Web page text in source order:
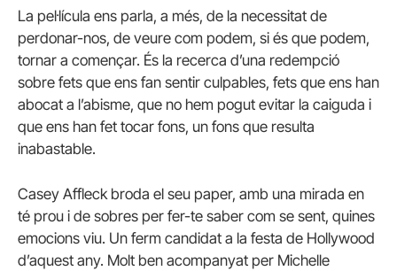
La pel·lícula ens parla, a més, de la necessitat de
perdonar-nos, de veure com podem, si és que podem,
tornar a començar. És la recerca d’una redempció
sobre fets que ens fan sentir culpables, fets que ens han
abocat a l’abisme, que no hem pogut evitar la caiguda i
que ens han fet tocar fons, un fons que resulta
inabastable.
Casey Affleck broda el seu paper, amb una mirada en
té prou i de sobres per fer-te saber com se sent, quines
emocions viu. Un ferm candidat a la festa de Hollywood
d’aquest any. Molt ben acompanyat per Michelle